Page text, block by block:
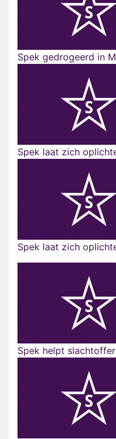
Spek gedrogeerd in
Spek laat zich
Spek laat zich
Spek helpt